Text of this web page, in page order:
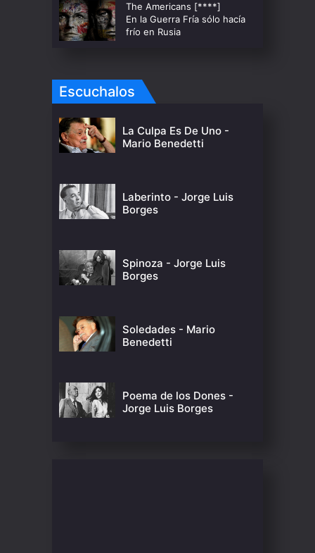
The Americans [****]
En la Guerra Fría sólo hacía
frío en Rusia
Escuchalos
La Culpa Es De Uno -
Mario Benedetti
Laberinto - Jorge Luis
Borges
Spinoza - Jorge Luis
Borges
Soledades - Mario
Benedetti
Poema de los Dones -
Jorge Luis Borges